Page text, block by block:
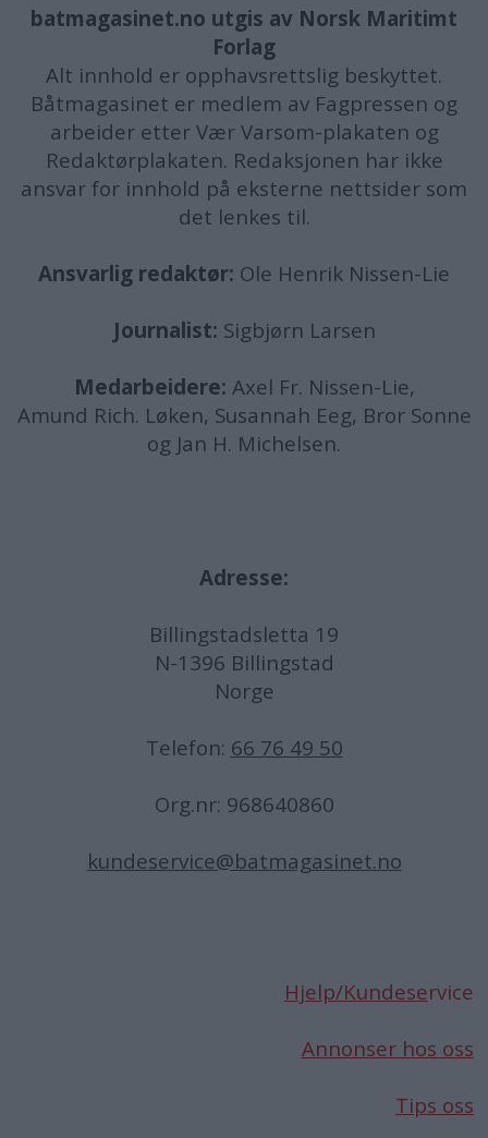
batmagasinet.no utgis av Norsk Maritimt
Forlag
Alt innhold er opphavsrettslig beskyttet.
Båtmagasinet er medlem av Fagpressen og
arbeider etter Vær Varsom-plakaten og
Redaktørplakaten. Redaksjonen har ikke
ansvar for innhold på eksterne nettsider som
det lenkes til.
Ansvarlig redaktør: Ole Henrik Nissen-Lie
Journalist: Sigbjørn Larsen
Medarbeidere: Axel Fr. Nissen-Lie,
Amund Rich. Løken, Susannah Eeg, Bror Sonne
og Jan H. Michelsen.
Adresse:
Billingstadsletta 19
N-1396 Billingstad
Norge
Telefon: 66 76 49 50
Org.nr: 968640860
kundeservice@batmagasinet.no
Hjelp/Kundeservice
Annonser hos oss
Tips oss